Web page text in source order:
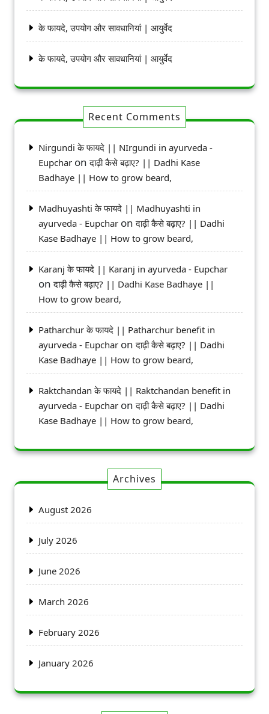
के फायदे, उपयोग और सावधानियां | आयुर्वेद
के फायदे, उपयोग और सावधानियां | आयुर्वेद
Recent Comments
Nirgundi के फायदे || NIrgundi in ayurveda -
Eupchar onदाढ़ी कैसे बढ़ाए? || Dadhi Kase
Badhaye || How to grow beard,
Madhuyashti के फायदे || Madhuyashti in
ayurveda - Eupchar onदाढ़ी कैसे बढ़ाए? || Dadhi
Kase Badhaye || How to grow beard,
Karanj के फायदे || Karanj in ayurveda - Eupchar
onदाढ़ी कैसे बढ़ाए? || Dadhi Kase Badhaye ||
How to grow beard,
Patharchur के फायदे || Patharchur benefit in
ayurveda - Eupchar onदाढ़ी कैसे बढ़ाए? || Dadhi
Kase Badhaye || How to grow beard,
Raktchandan के फायदे || Raktchandan benefit in
ayurveda - Eupchar onदाढ़ी कैसे बढ़ाए? || Dadhi
Kase Badhaye || How to grow beard,
Archives
August 2026
July 2026
June 2026
March 2026
February 2026
January 2026